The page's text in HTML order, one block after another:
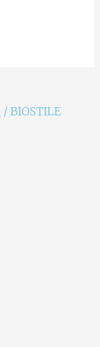
/ BIOSTILE